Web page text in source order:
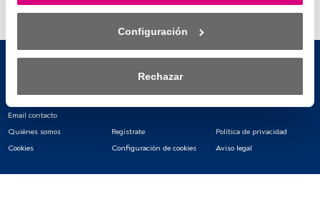
privacidad» que aparece en la parte inferior de la página
la izquierda de la página web). Tus opciones tendrán
saber más, consulta nuestra política de privacidad.
datos para proporcionar:
activamente las características del dispositivo para su
identificación. Almacenar la información en un dispositivo
Configuración
Rechazar
Email contacto
Quiénes somos
Regístrate
Política de privacidad
Cookies
Configuración de cookies Aviso legal